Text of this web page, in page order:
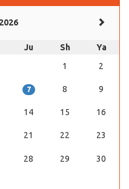
Ju Sh
Ya
1
2
7 8 9
14 15 16
21 22 23
28 29 30